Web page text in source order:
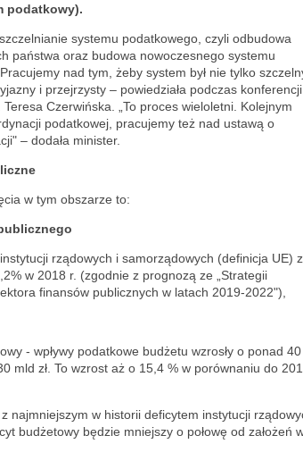
podatkowy).
systemu podatkowego, czyli odbudowa
państwa oraz budowa nowoczesnego systemu
nad tym, żeby system był nie tylko
i przejrzysty – powiedziała podczas konferencji
Czerwińska. „To proces wieloletni. Kolejnym
podatkowej, pracujemy też nad ustawą o
– dodała minister.
w tym obszarze to:
rządowych i samorządowych (definicja UE) z
w 2018 r. (zgodnie z prognozą ze „Strategii
finansów publicznych w latach 2019-2022"),
- wpływy podatkowe budżetu wzrosły o ponad 40
mld zł. To wzrost aż o 15,4 % w porównaniu do
najmniejszym w historii deficytem instytucji
budżetowy będzie mniejszy o połowę od założeń